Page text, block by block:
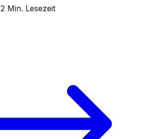
2 Min. Lesezeit